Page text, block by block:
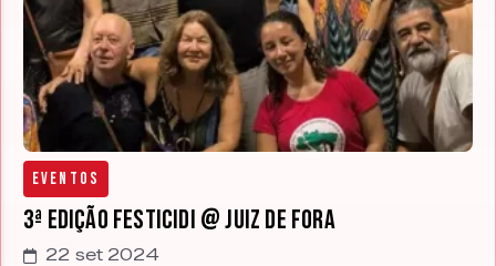
Eventos
3ª edição Festicidi @ Juiz de Fora
22 set 2024